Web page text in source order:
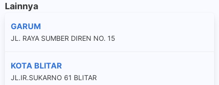
Lainnya
GARUM
JL. RAYA SUMBER DIREN NO. 15
KOTA BLITAR
JL.IR.SUKARNO 61 BLITAR